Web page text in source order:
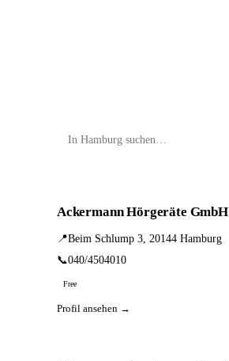
Ackermann Hörgeräte GmbH
📍Beim Schlump 3, 20144 Hamburg
📞040/4504010
Free
Profil ansehen →